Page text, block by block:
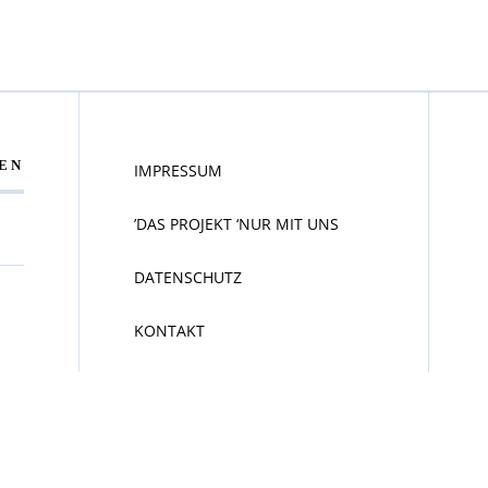
IMPRESSUM
DAS PROJEKT ‘NUR MIT UNS’
DATENSCHUTZ
KONTAKT